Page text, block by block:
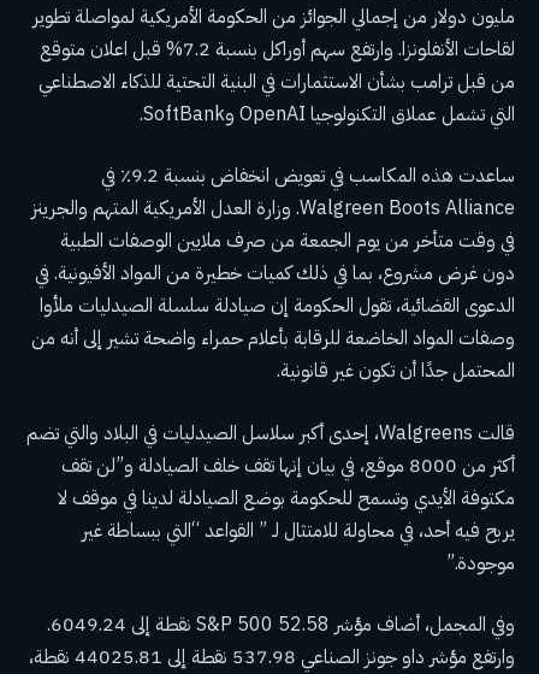
مليون دولار من إجمالي الجوائز من الحكومة الأمريكية لمواصلة تطوير
لقاحات الأنفلونزا. وارتفع سهم أوراكل بنسبة 7.2% قبل
اعلان متوقع
من قبل ترامب بشأن الاستثمارات في البنية التحتية للذكاء الاصطناعي
التي تشمل عملاق التكنولوجيا OpenAI وSoftBank.
ساعدت هذه المكاسب في تعويض انخفاض بنسبة 9.2٪ في
Walgreen Boots Alliance. وزارة العدل الأمريكية
المتهم والجرينز
في وقت متأخر من يوم الجمعة من صرف ملايين الوصفات الطبية
دون غرض مشروع، بما في ذلك كميات خطيرة من المواد الأفيونية. في
الدعوى القضائية، تقول الحكومة إن صيادلة سلسلة الصيدليات ملأوا
وصفات المواد الخاضعة للرقابة بأعلام حمراء واضحة تشير إلى أنه من
المحتمل جدًا أن تكون غير قانونية.
قالت Walgreens، إحدى أكبر سلاسل الصيدليات في البلاد والتي تضم
أكثر من 8000 موقع، في بيان إنها تقف خلف الصيادلة و”لن تقف
مكتوفة الأيدي وتسمح للحكومة بوضع الصيادلة لدينا في موقف لا
يربح فيه أحد، في محاولة للامتثال لـ ” القواعد “التي ببساطة غير
موجودة.”
وفي المجمل، أضاف مؤشر S&P 500 52.58 نقطة إلى 6049.24.
وارتفع مؤشر داو جونز الصناعي 537.98 نقطة إلى 44025.81 نقطة،